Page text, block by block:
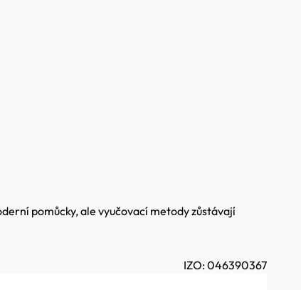
pomůcky, ale vyučovací metody zůstávají
IZO: 046390367